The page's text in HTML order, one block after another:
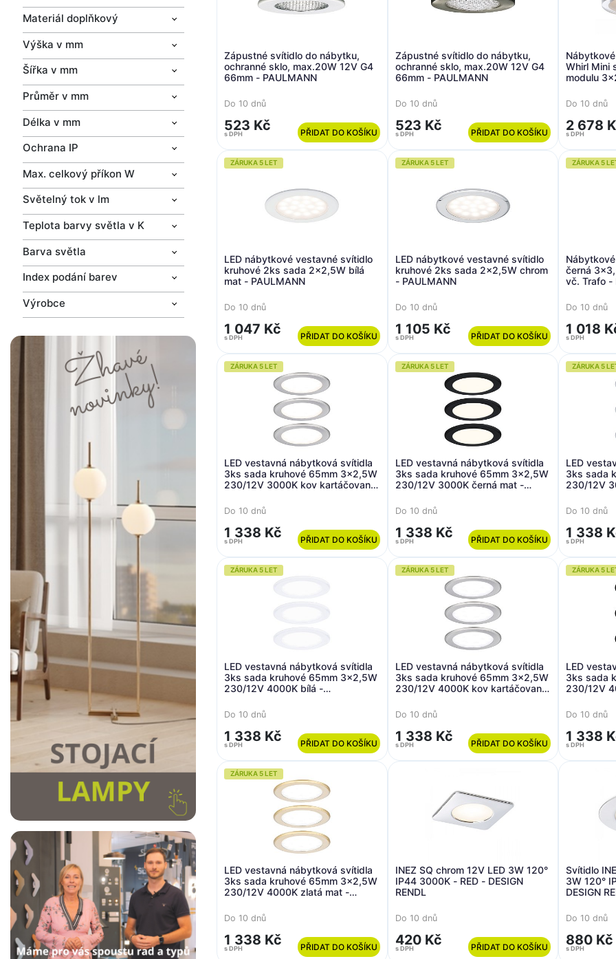
Materiál doplňkový
Výška v mm
Šířka v mm
Průměr v mm
Délka v mm
Ochrana IP
Max. celkový příkon W
Světelný tok v lm
Teplota barvy světla v K
Barva světla
Index podání barev
Výrobce
Zápustné svítidlo do nábytku,
ochranné sklo, max.20W 12V G4
66mm - PAULMANN
Do 10 dnů
523 Kč
s DPH PŘIDAT DO KOŠÍKU
Zápustné svítidlo do nábytku,
ochranné sklo, max.20W 12V G4
66mm - PAULMANN
Do 10 dnů
523 Kč
s DPH PŘIDAT DO KOŠÍKU
Whirl Mini
modulu
Do 10 dnů
2 678
s DPH
ZÁRUKA 5 LET
LED nábytkové vestavné svítidlo
kruhové 2ks sada 2x2,5W bílá
mat - PAULMANN
Do 10 dnů
1 047 Kč
s DPH PŘIDAT DO KOŠÍKU
ZÁRUKA 5 LET
LED nábytkové vestavné svítidlo
kruhové 2ks sada 2x2,5W chrom
- PAULMANN
Do 10 dnů
1 105 Kč
s DPH PŘIDAT DO KOŠÍKU
ZÁRUKA 5
černá
vč. Trafo -
Do 10 dnů
1 018
s DPH
ZÁRUKA 5 LET
LED vestavná nábytková svítidla
3ks sada kruhové 65mm 3x2,5W
230/12V 3000K kov kartáčovaný
Do 10 dnů
1 338 Kč
s DPH PŘIDAT DO KOŠÍKU
ZÁRUKA 5 LET
LED vestavná nábytková svítidla
3ks sada kruhové 65mm 3x2,5W
230/12V 3000K černá mat -
Do 10 dnů
1 338 Kč
s DPH PŘIDAT DO KOŠÍKU
ZÁRUKA 5
LED
3ks sada
230/12V
Do 10 dnů
1 338
s DPH
ZÁRUKA 5 LET
LED vestavná nábytková svítidla
3ks sada kruhové 65mm 3x2,5W
230/12V 4000K bílá -
Do 10 dnů
1 338 Kč
s DPH PŘIDAT DO KOŠÍKU
ZÁRUKA 5 LET
LED vestavná nábytková svítidla
3ks sada kruhové 65mm 3x2,5W
230/12V 4000K kov kartáčovaný
Do 10 dnů
1 338 Kč
s DPH PŘIDAT DO KOŠÍKU
ZÁRUKA 5
LED
3ks sada
230/12V
Do 10 dnů
1 338
s DPH
ZÁRUKA 5 LET
LED vestavná nábytková svítidla
3ks sada kruhové 65mm 3x2,5W
230/12V 4000K zlatá mat -
Do 10 dnů
1 338 Kč
s DPH PŘIDAT DO KOŠÍKU
INEZ SQ chrom 12V LED 3W 120°
IP44 3000K - RED - DESIGN
RENDL
Do 10 dnů
420 Kč
s DPH PŘIDAT DO KOŠÍKU
Svítidlo
3W 120°
DESIGN
Do 10 dnů
880 Kč
s DPH